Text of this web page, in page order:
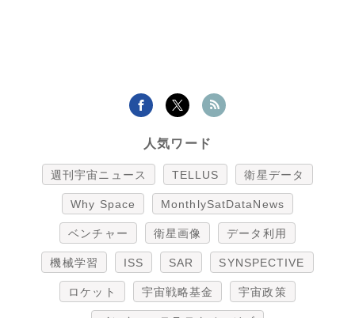
人気ワード
週刊宇宙ニュース TELLUS 衛星データ
Why Space MonthlySatDataNews
ベンチャー 衛星画像 データ利用
機械学習 ISS SAR SYNSPECTIVE
ロケット 宇宙戦略基金 宇宙政策